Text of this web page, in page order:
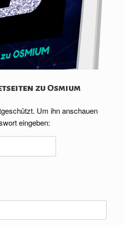
zu Osmium
Um ihn anschauen
eingeben: